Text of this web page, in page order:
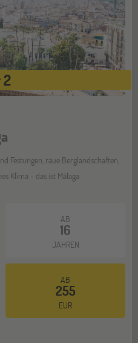
2
Festungen, raue Berglandschaften,
Klima - das ist Málaga
AB
16
JAHREN
AB
255
EUR